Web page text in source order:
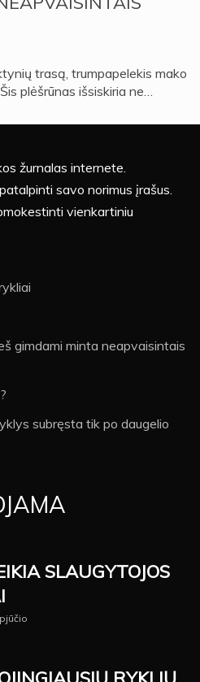
trasą, trumpapelekis mako
plėšrūnas išsiskiria ne…
žurnalas internete.
savo norimus įrašus.
vienkartiniu
gimdami minta neapvaisintais
subręsta tik po daugelio
SLAUGYTOJOS